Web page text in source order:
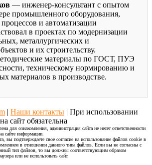
— инженер-консультант с опытом
промышленного оборудования,
и автоматизации
в проектах по модернизации
металлургических и
и их строительству.
материалы по ГОСТ, ПУЭ
техническому нормированию и
материалов в производстве.
| Наши контакты | При использовании
сайт обязательна
для ознакомления, администрация сайта не несет ответственности
сайте информации.
вы подтверждаете свое согласие на использование файлов cookie в
в отношении данного типа файлов. Если вы не согласны с
тип файлов, то вы должны соответствующим образом
или не использовать сайт.